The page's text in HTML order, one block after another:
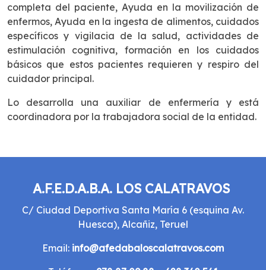
completa del paciente, Ayuda en la movilización de
enfermos, Ayuda en la ingesta de alimentos, cuidados
específicos y vigilacia de la salud, actividades de
estimulación cognitiva, formación en los cuidados
básicos que estos pacientes requieren y respiro del
cuidador principal.
Lo desarrolla una auxiliar de enfermería y está
coordinadora por la trabajadora social de la entidad.
A.F.E.D.A.B.A. LOS CALATRAVOS
C/ Ciudad Deportiva Santa María 6 (esquina Av.
Huesca), Alcañiz, Teruel
Email: info@afedabaloscalatravos.com